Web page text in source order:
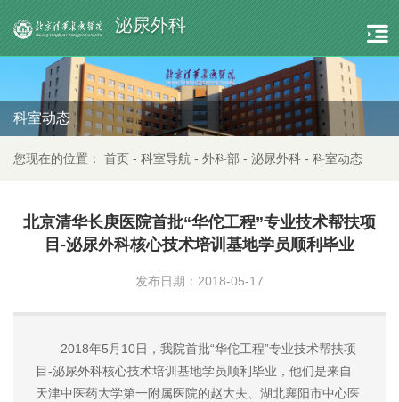
泌尿外科
科室动态
您现在的位置： 首页 - 科室导航 - 外科部 - 泌尿外科 - 科室动态
北京清华长庚医院首批“华佗工程”专业技术帮扶项
目-泌尿外科核心技术培训基地学员顺利毕业
发布日期：2018-05-17
2018年5月10日，我院首批“华佗工程”专业技术帮扶项
目-泌尿外科核心技术培训基地学员顺利毕业，他们是来自
天津中医药大学第一附属医院的赵大夫、湖北襄阳市中心医